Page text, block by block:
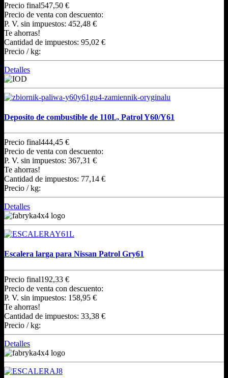
Precio final547,50 €
Precio de venta con descuento:
P. V. sin impuestos: 452,48 €
Te ahorras!
Cantidad de impuestos: 95,02 €
Precio / kg:
Detalles
Deposito de combustible de 110L, Patrol Y60/Y61
Precio final444,45 €
Precio de venta con descuento:
P. V. sin impuestos: 367,31 €
Te ahorras!
Cantidad de impuestos: 77,14 €
Precio / kg:
Detalles
Escalera larga para Nissan Patrol Gry61
Precio final192,33 €
Precio de venta con descuento:
P. V. sin impuestos: 158,95 €
Te ahorras!
Cantidad de impuestos: 33,38 €
Precio / kg:
Detalles